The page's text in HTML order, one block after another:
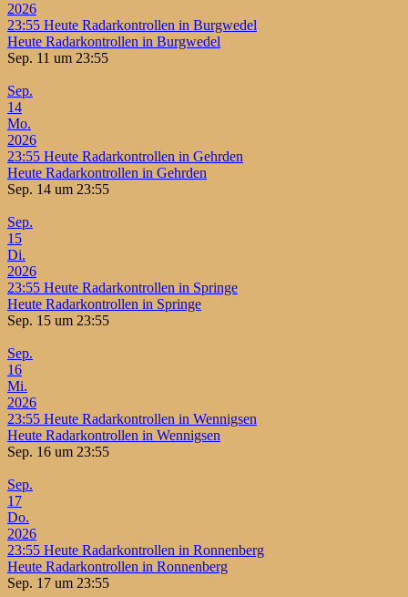
2026
23:55 Heute Radarkontrollen in Burgwedel
Heute Radarkontrollen in Burgwedel
Sep. 11 um 23:55
Sep.
14
Mo.
2026
23:55 Heute Radarkontrollen in Gehrden
Heute Radarkontrollen in Gehrden
Sep. 14 um 23:55
Sep.
15
Di.
2026
23:55 Heute Radarkontrollen in Springe
Heute Radarkontrollen in Springe
Sep. 15 um 23:55
Sep.
16
Mi.
2026
23:55 Heute Radarkontrollen in Wennigsen
Heute Radarkontrollen in Wennigsen
Sep. 16 um 23:55
Sep.
17
Do.
2026
23:55 Heute Radarkontrollen in Ronnenberg
Heute Radarkontrollen in Ronnenberg
Sep. 17 um 23:55